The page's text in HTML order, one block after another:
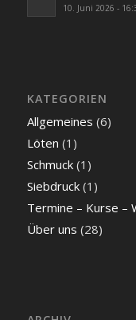
10. Juni 2026 -
KATEGORIEN
Allgemeines (6)
Löten (1)
Schmuck(1)
Siebdruck(1)
Termine – Kurse –
Über uns (28)